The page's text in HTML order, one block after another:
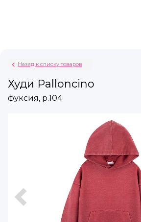
Назад к списку товаров
Худи Palloncino
фуксия, р.104